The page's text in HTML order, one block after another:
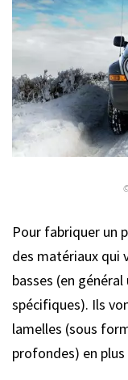
Pour fabriquer un
des matériaux qui
basses (en
spécifiques). Ils
lamelles (sous
profondes) en